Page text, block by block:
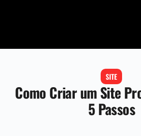
SITE
Como Criar um Site
5 Passos